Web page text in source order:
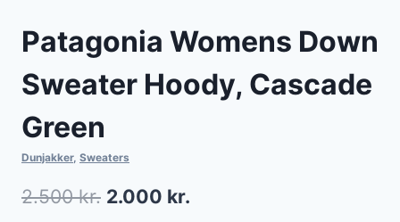
Patagonia Womens Down
Sweater Hoody, Cascade
Green
Dunjakker, Sweaters
2.500kr. Den
2.000 kr.